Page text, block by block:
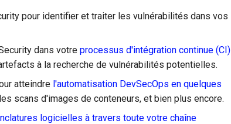
pour identifier et traiter les vulnérabilités dans vos
dans votre processus d'intégration continue (CI)
à la recherche de vulnérabilités potentielles.
atteindre l'automatisation DevSecOps en quelques
scans d'images de conteneurs, et bien plus encore.
logicielles à travers toute votre chaîne